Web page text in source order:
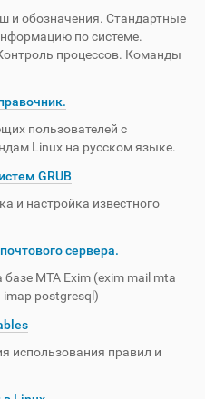
и обозначения. Стандартные
по системе.
процессов. Команды
пользователей с
Linux на русском языке.
GRUB
и настройка известного
сервера.
MTA Exim (exim mail mta
postgresql)
использования правил и